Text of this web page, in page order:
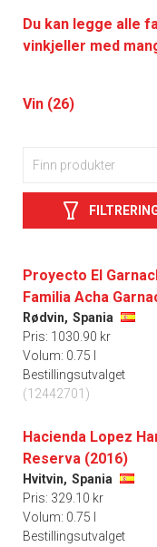
Du kan legge alle
vinkjeller med
Vin (26)
Proyecto El
Familia Acha
Rødvin, Spania
Pris: 1030.90 kr
Volum: 0.75 l
Bestillingsutvalget
(12442701)
Hacienda Lopez
Reserva (2016)
Hvitvin, Spania
Pris: 329.10 kr
Volum: 0.75 l
Bestillingsutvalget